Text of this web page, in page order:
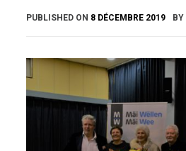
PUBLISHED ON 8 DÉCEMBRE 2019 BY